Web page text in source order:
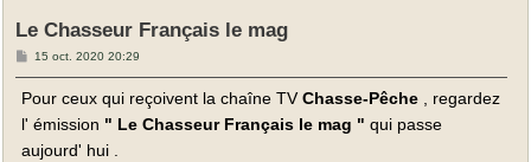
Le Chasseur Français le mag
M
s
g
15 oct. 2020 20:29
Pour ceux qui reçoivent la chaîne TV Chasse-Pêche , regardez
l' émission " Le Chasseur Français le mag " qui passe
aujourd' hui .